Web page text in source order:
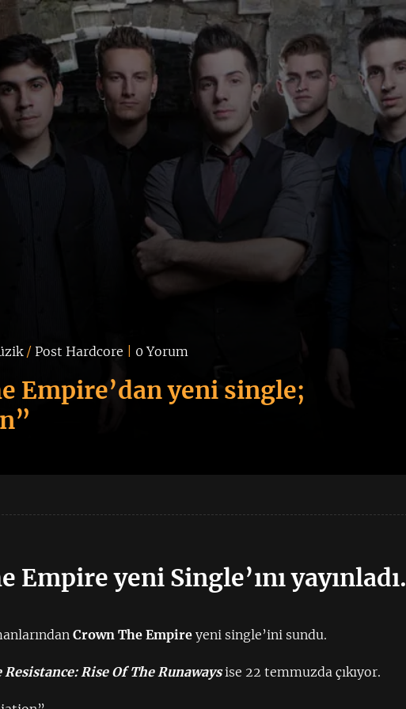
/Post Hardcore 0 Yorum
Empire’dan yeni single;
Empire yeni Single’ını yayınladı.
Crown The Empire yeni single’ini sundu.
Resistance: Rise Of The Runawaysise 22 temmuzda çıkıyor.